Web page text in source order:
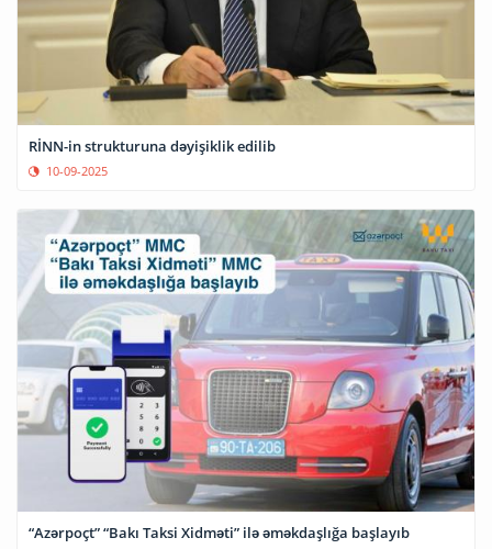
RİNN-in strukturuna dəyişiklik edilib
10-09-2025
“Azərpoçt” “Bakı Taksi Xidməti” ilə əməkdaşlığa başlayıb